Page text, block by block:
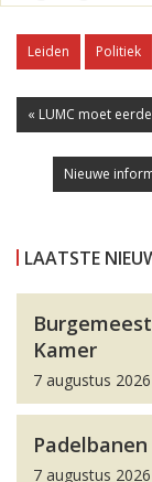
Leiden Politiek
« LUMC moet
Nieuwe
LAATSTE
Kamer
7 augustus 2026
7 augustus 2026